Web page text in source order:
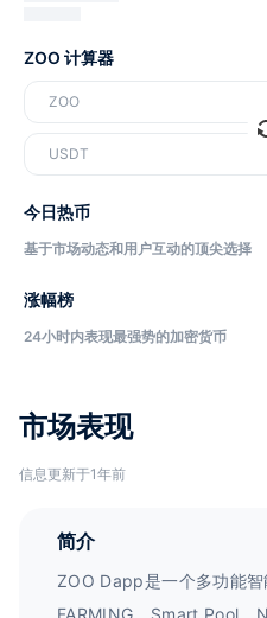
市场表现
信息更新于1年前
简介
ZOO Dapp是一个多功能
FARMING、Smart Pool
ZOO 计算器
ZOO
USDT
今日热币
基于市场动态和用户互动的顶尖选择
涨幅榜
24小时内表现最强势的加密货币